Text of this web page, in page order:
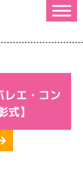
エ・コン
】